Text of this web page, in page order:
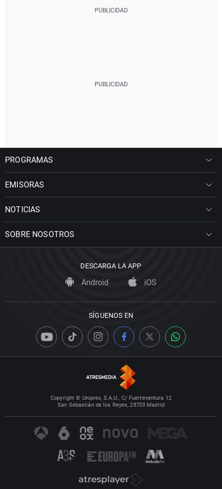
PROGRAMAS
EMISORAS
NOTICIAS
SOBRE NOSOTROS
DESCARGA LA APP
Android iOS
SÍGUENOS EN
Copyright © Uniprex, S.A.U., C/ Fuerteventura 12
San Sebastián de los Reyes, 28703 Madrid